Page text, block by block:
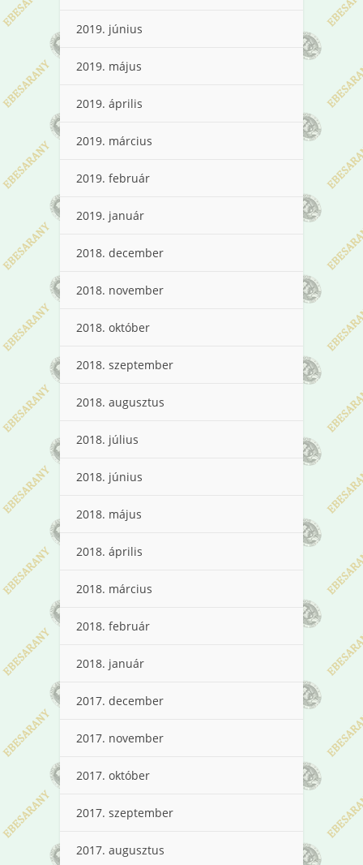
2019. június
2019. május
2019. április
2019. március
2019. február
2019. január
2018. december
2018. november
2018. október
2018. szeptember
2018. augusztus
2018. július
2018. június
2018. május
2018. április
2018. március
2018. február
2018. január
2017. december
2017. november
2017. október
2017. szeptember
2017. augusztus